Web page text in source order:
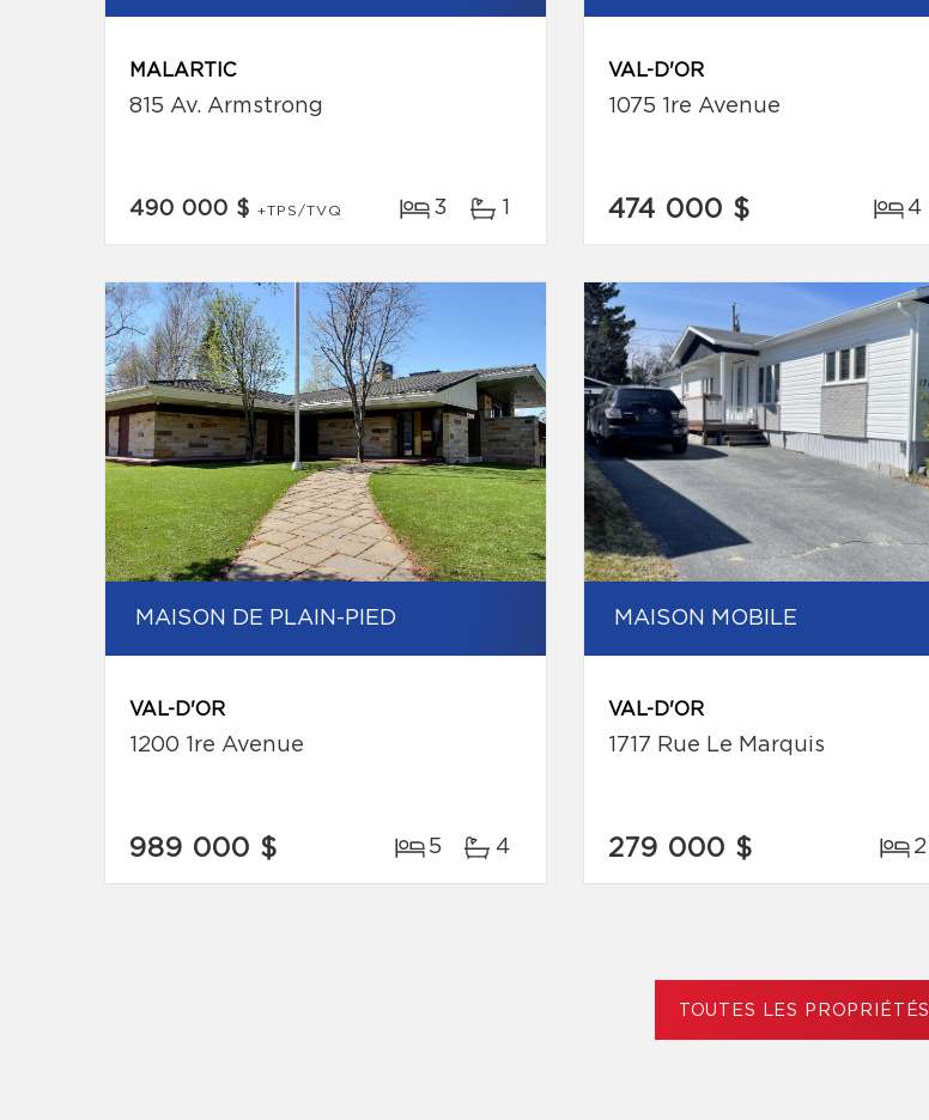
MALARTIC
815 Av. Armstrong
490 000 $ +TPS/TVQ 3 1
VAL-D'OR
1075 1re Avenue
474 000 $ 4
MAISON DE PLAIN-PIED
VAL-D'OR
1200 1re Avenue
989 000 $ 5 4
MAISON MOBILE
VAL-D'OR
1717 Rue Le Marquis
279 000 $ 2
TOUTES LES PROPRIÉTÉS